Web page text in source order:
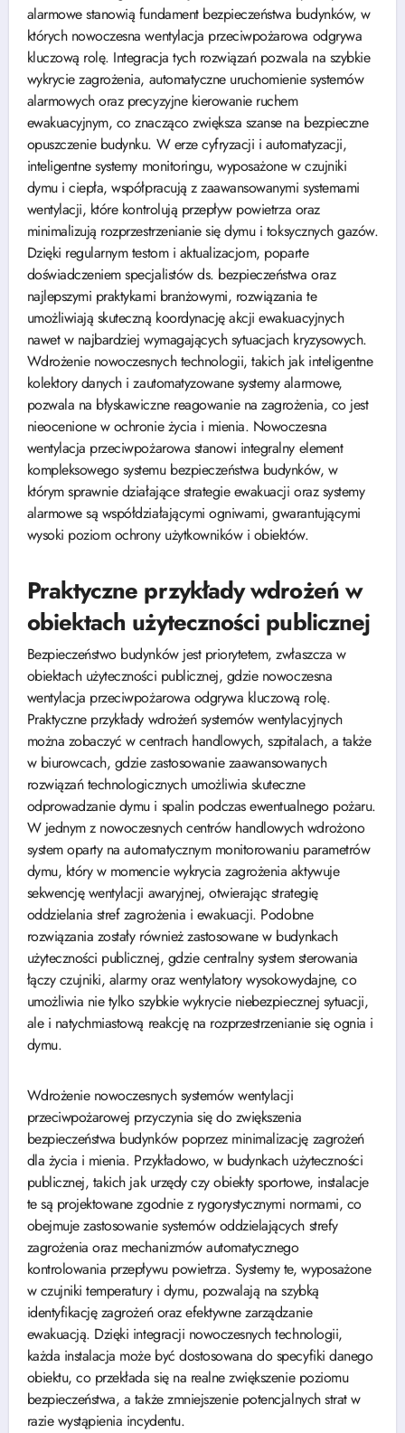
alarmowe stanowią fundament bezpieczeństwa budynków, w
których nowoczesna wentylacja przeciwpożarowa odgrywa
kluczową rolę. Integracja tych rozwiązań pozwala na szybkie
wykrycie zagrożenia, automatyczne uruchomienie systemów
alarmowych oraz precyzyjne kierowanie ruchem
ewakuacyjnym, co znacząco zwiększa szanse na bezpieczne
opuszczenie budynku. W erze cyfryzacji i automatyzacji,
inteligentne systemy monitoringu, wyposażone w czujniki
dymu i ciepła, współpracują z zaawansowanymi systemami
wentylacji, które kontrolują przepływ powietrza oraz
minimalizują rozprzestrzenianie się dymu i toksycznych gazów.
Dzięki regularnym testom i aktualizacjom, poparte
doświadczeniem specjalistów ds. bezpieczeństwa oraz
najlepszymi praktykami branżowymi, rozwiązania te
umożliwiają skuteczną koordynację akcji ewakuacyjnych
nawet w najbardziej wymagających sytuacjach kryzysowych.
Wdrożenie nowoczesnych technologii, takich jak inteligentne
kolektory danych i zautomatyzowane systemy alarmowe,
pozwala na błyskawiczne reagowanie na zagrożenia, co jest
nieocenione w ochronie życia i mienia. Nowoczesna
wentylacja przeciwpożarowa stanowi integralny element
kompleksowego systemu bezpieczeństwa budynków, w
którym sprawnie działające strategie ewakuacji oraz systemy
alarmowe są współdziałającymi ogniwami, gwarantującymi
wysoki poziom ochrony użytkowników i obiektów.
Praktyczne przykłady wdrożeń w
obiektach użyteczności publicznej
Bezpieczeństwo budynków jest priorytetem, zwłaszcza w
obiektach użyteczności publicznej, gdzie nowoczesna
wentylacja przeciwpożarowa odgrywa kluczową rolę.
Praktyczne przykłady wdrożeń systemów wentylacyjnych
można zobaczyć w centrach handlowych, szpitalach, a także
w biurowcach, gdzie zastosowanie zaawansowanych
rozwiązań technologicznych umożliwia skuteczne
odprowadzanie dymu i spalin podczas ewentualnego pożaru.
W jednym z nowoczesnych centrów handlowych wdrożono
system oparty na automatycznym monitorowaniu parametrów
dymu, który w momencie wykrycia zagrożenia aktywuje
sekwencję wentylacji awaryjnej, otwierając strategię
oddzielania stref zagrożenia i ewakuacji. Podobne
rozwiązania zostały również zastosowane w budynkach
użyteczności publicznej, gdzie centralny system sterowania
łączy czujniki, alarmy oraz wentylatory wysokowydajne, co
umożliwia nie tylko szybkie wykrycie niebezpiecznej sytuacji,
ale i natychmiastową reakcję na rozprzestrzenianie się ognia i
dymu.
Wdrożenie nowoczesnych systemów wentylacji
przeciwpożarowej przyczynia się do zwiększenia
bezpieczeństwa budynków poprzez minimalizację zagrożeń
dla życia i mienia. Przykładowo, w budynkach użyteczności
publicznej, takich jak urzędy czy obiekty sportowe, instalacje
te są projektowane zgodnie z rygorystycznymi normami, co
obejmuje zastosowanie systemów oddzielających strefy
zagrożenia oraz mechanizmów automatycznego
kontrolowania przepływu powietrza. Systemy te, wyposażone
w czujniki temperatury i dymu, pozwalają na szybką
identyfikację zagrożeń oraz efektywne zarządzanie
ewakuacją. Dzięki integracji nowoczesnych technologii,
każda instalacja może być dostosowana do specyfiki danego
obiektu, co przekłada się na realne zwiększenie poziomu
bezpieczeństwa, a także zmniejszenie potencjalnych strat w
razie wystąpienia incydentu.